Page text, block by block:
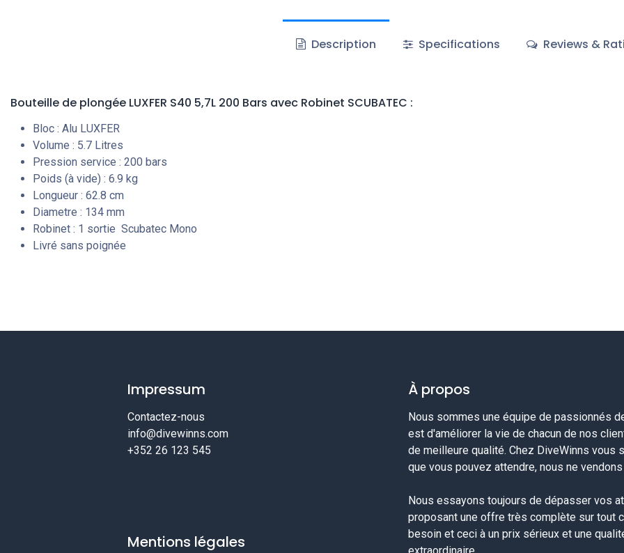
Description Specifications Reviews &
Bouteille de plongée LUXFER S40 5,7L 200 Bars avec Robinet SCUBATEC :
Bloc : Alu LUXFER
Volume : 5.7 Litres
Pression service : 200 bars
Poids (à vide) : 6.9 kg
Longueur : 62.8 cm
Diametre : 134 mm
Robinet : 1 sortie Scubatec Mono
Livré sans poignée
Impressum
Contactez-nous
info@divewinns.com
+352 26 123 545
Mentions légales
À propos
Nous sommes une équipe de passionnés
est d'améliorer la vie de chacun de nos
de meilleure qualité. Chez DiveWinns vous
que vous pouvez attendre, nous ne
Nous essayons toujours de dépasser vos
proposant une offre très complète sur tout
besoin et ceci à un prix sérieux et une